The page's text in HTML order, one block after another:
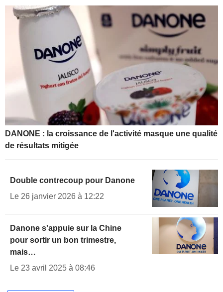
DANONE : la croissance de l'activité masque une qualité
de résultats mitigée
Double contrecoup pour Danone
Le 26 janvier 2026 à 12:22
Danone s'appuie sur la Chine
pour sortir un bon trimestre,
mais…
Le 23 avril 2025 à 08:46